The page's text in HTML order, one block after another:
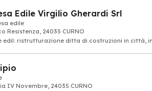
Edile Virgilio Gherardi Srl
edile
Resistenza, 24035 CURNO
edil: ristrutturazione ditta di costruzioni in città,
IV Novembre, 24035 CURNO